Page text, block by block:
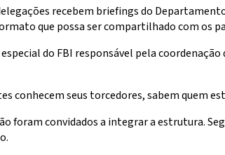
recebem briefings do
que possa ser compartilhado com os
do FBI responsável pela
conhecem seus torcedores, sabem quem
foram convidados a integrar a estrutura.